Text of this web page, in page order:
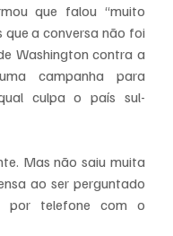
que falou “muito
que a conversa não foi
Washington contra a
campanha para
culpa o país sul-
Mas não saiu muita
ao ser perguntado
por telefone com o